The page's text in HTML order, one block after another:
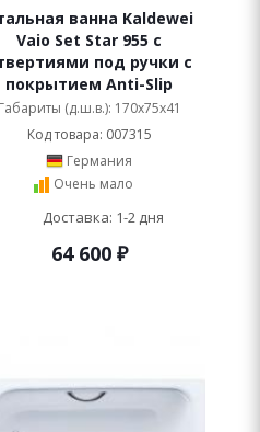
ванна Kaldewei
Vaio Set Star 955 с
под ручки с
покрытием Anti-Slip
Габариты (д.ш.в.): 170x75x41
Код товара: 007315
Германия
Очень мало
Доставка: 1-2 дня
64 600₽